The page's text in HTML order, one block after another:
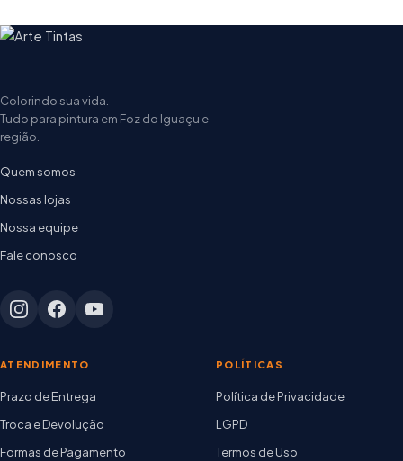
Colorindo sua vida.
Tudo para pintura em Foz do Iguaçu e
região.
Quem somos
Nossas lojas
Nossa equipe
Fale conosco
ATENDIMENTO
Prazo de Entrega
Troca e Devolução
Formas de Pagamento
POLÍTICAS
Política de Privacidade
LGPD
Termos de Uso